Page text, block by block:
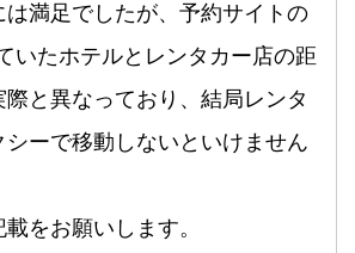
は満足でしたが、予約サイトの
いたホテルとレンタカー店の距
と異なっており、結局レンタ
シーで移動しないといけません
をお願いします。